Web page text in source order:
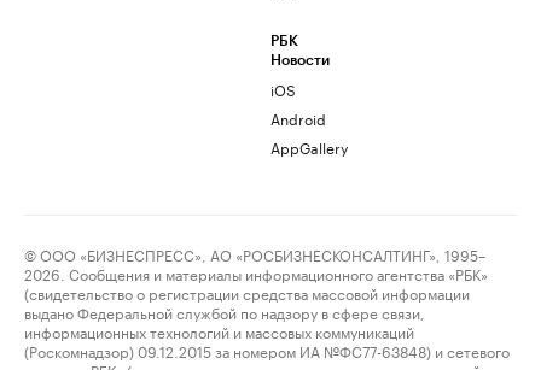
РБК
Новости
iOS
Android
AppGallery
© ООО «БИЗНЕСПРЕСС», АО «РОСБИЗНЕСКОНСАЛТИНГ», 1995–
2026. Сообщения и материалы информационного агентства «РБК»
(свидетельство о регистрации средства массовой информации
выдано Федеральной службой по надзору в сфере связи,
информационных технологий и массовых коммуникаций
(Роскомнадзор) 09.12.2015 за номером ИА №ФС77-63848) и сетевого